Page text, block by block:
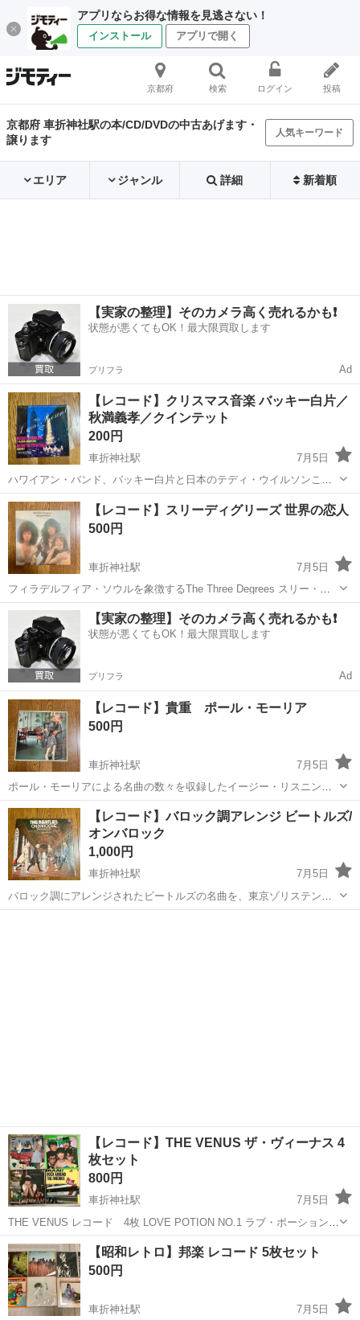
アプリならお得な情報を見逃さない！
インストール アプリで開く
京都府 検索 ログイン 投稿
京都府 車折神社駅の本/CD/DVDの中古あげます・
譲ります
人気キーワード
エリア ジャンル 詳細 新着順
【実家の整理】そのカメラ高く売れるかも❗️
状態が悪くてもOK！最大限買取します
プリフラ Ad
【レコード】クリスマス音楽 バッキー白片／
秋満義孝／クインテット
200円
車折神社駅
7月5日
ハワイアン・バンド、バッキー白片と日本のテディ・ウイルソンこと
秋満義孝とクインテットによるクリスマス・ソング・レコードです。
ウクレレとエレキをフューチャーした南国テイストの貴重なクリスマ
京都 京都市 車折神社駅 その他
【レコード】スリーディグリーズ 世界の恋人
500円
車折神社駅
7月5日
フィラデルフィア・ソウルを象徴するThe Three Degrees スリー・デ
ィグリーズによる名盤『世界の恋人』、レコードです。天使のささや
き他。 - アーティスト: The Three Degrees - アルバ...
京都 京都市 車折神社駅 レコード
【実家の整理】そのカメラ高く売れるかも❗️
状態が悪くてもOK！最大限買取します
プリフラ Ad
【レコード】貴重 ポール・モーリア
500円
車折神社駅
7月5日
ポール・モーリアによる名曲の数々を収録したイージー・リスニング
のカスタム・コレクション・アルバムです。今では入手困難な一枚で
す。 - アーティスト: Paul Mauriat - アルバムタイトル: Custom C...
京都 京都市 車折神社駅 ポール
【レコード】バロック調アレンジ ビートルズ/
オンバロック
1,000円
車折神社駅
7月5日
バロック調にアレンジされたビートルズの名曲を、東京ゾリステンに
よる演奏で収録した貴重なレコードです。 - アーティスト: The
【レコード】THE VENUS ザ・ヴィーナス 4
枚セット
800円
車折神社駅
7月5日
THE VENUS レコード 4枚 LOVE POTION NO.1 ラブ・ポーション
No.1 PARTY パーティ JIGSAW PARTY さよならはパズルのあとに ロ
ック・アラウンド THE アメリカ ...
京都 京都市 車折神社駅 その他
【昭和レトロ】邦楽 レコード 5枚セット
500円
車折神社駅
7月5日